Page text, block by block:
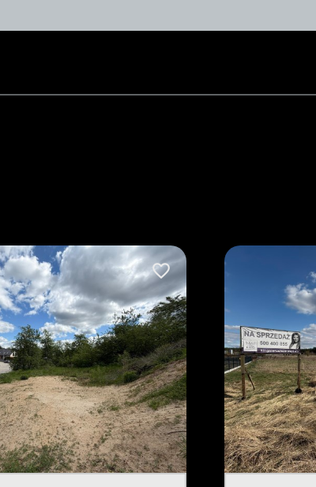
2
Dodaj do ulubionych